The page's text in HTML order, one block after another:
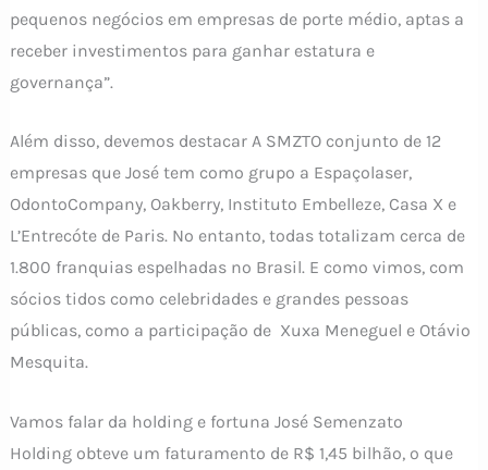
pequenos negócios em empresas de porte médio, aptas a
receber investimentos para ganhar estatura e
governança”.
Além disso, devemos destacar A SMZTO conjunto de 12
empresas que José tem como grupo a Espaçolaser,
OdontoCompany, Oakberry, Instituto Embelleze, Casa X e
L’Entrecóte de Paris. No entanto, todas totalizam cerca de
1.800 franquias espelhadas no Brasil. E como vimos, com
sócios tidos como celebridades e grandes pessoas
públicas, como a participação de Xuxa Meneguel e Otávio
Mesquita.
Vamos falar da holding e fortuna José Semenzato
Holding obteve um faturamento de R$ 1,45 bilhão, o que